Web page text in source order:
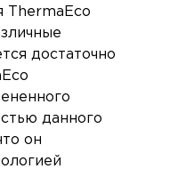
ThermaEco
достаточно
данного
он